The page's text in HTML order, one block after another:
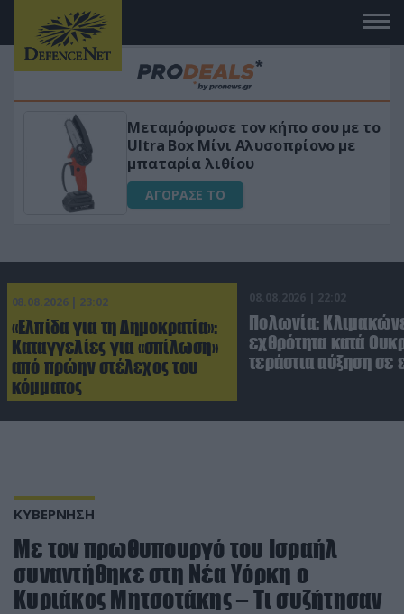
«Μαγική» φόρμουλα τριβόλι + VIP
για αύξηση της λίμπιντο
ΑΓΟΡΑΣΕ ΤΟ
08.08.2026 | 23:02
«Ελπίδα για τη Δημοκρατία»:
Καταγγελίες για «σπίλωση»
από πρώην στέλεχος του
κόμματος
08.08.2026 | 22:02
Πολωνία:
εχθρότητα κατά
τεράστια αύξηση σε
ΚΥΒΕΡΝΗΣΗ
Με τον πρωθυπουργό του Ισραήλ
συναντήθηκε στη Νέα Υόρκη ο
Κυριάκος Μητσοτάκης – Τι συζήτησαν